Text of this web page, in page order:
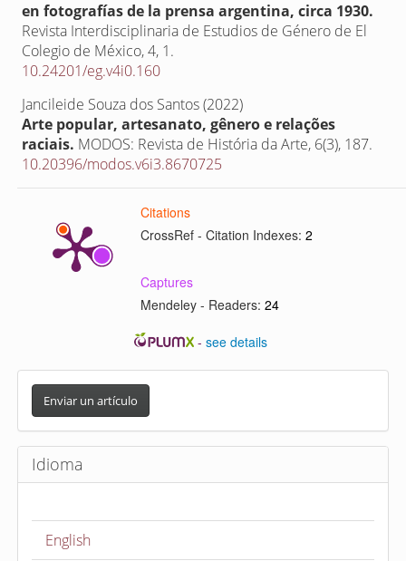
en fotografías de la prensa argentina, circa 1930.
Revista Interdisciplinaria de Estudios de Género de El
Colegio de México,4, 1.
10.24201/eg.v4i0.160
Jancileide Souza dos Santos (2022)
Arte popular, artesanato, gênero e relações
raciais. MODOS: Revista de História da Arte, 6(3), 187.
10.20396/modos.v6i3.8670725
Citations
CrossRef - Citation Indexes:2
Captures
Mendeley - Readers:24
-see details
E
v
i
a
Enviar un artículo
Idioma
English